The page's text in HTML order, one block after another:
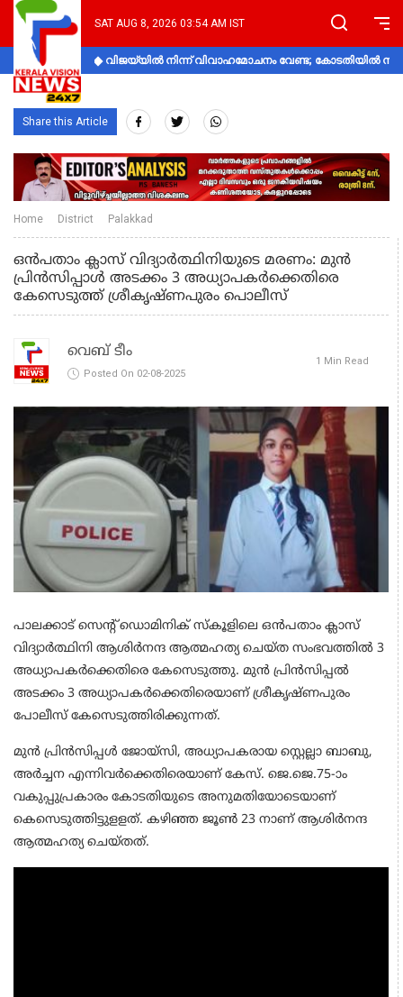
SAT AUG 8, 2026 03:54 AM IST
വിജയ്‌യിൽ നിന്ന് വിവാഹമോചനം വേണ്ട; കോടതിയിൽ
Share this Article
Home District Palakkad
ഒൻപതാം ക്ലാസ് വിദ്യാർത്ഥിനിയുടെ മരണം: മുൻ
പ്രിൻസിപ്പാൾ അടക്കം 3 അധ്യാപകർക്കെതിരെ
കേസെടുത്ത് ശ്രീകൃഷ്ണപുരം പൊലീസ്
വെബ് ടീം
Posted On 02-08-2025
1 Min Read
പാലക്കാട് സെന്റ് ഡൊമിനിക് സ്കൂളിലെ ഒൻപതാം ക്ലാസ്
വിദ്യാർത്ഥിനി ആശിർനന്ദ ആത്മഹത്യ ചെയ്ത സംഭവത്തിൽ 3
അധ്യാപകർക്കെതിരെ കേസെടുത്തു. മുൻ പ്രിൻസിപ്പൽ
അടക്കം 3 അധ്യാപകർക്കെതിരെയാണ് ശ്രീകൃഷ്ണപുരം
പോലീസ് കേസെടുത്തിരിക്കുന്നത്.
മുൻ പ്രിൻസിപ്പൾ ജോയ്‌സി, അധ്യാപകരായ സ്റ്റെല്ലാ ബാബു,
അർച്ചന എന്നിവർക്കെതിരെയാണ് കേസ്. ജെ.ജെ.75-ാം
വകുപ്പുപ്രകാരം കോടതിയുടെ അനുമതിയോടെയാണ്
കെസെടുത്തിട്ടുളളത്. കഴിഞ്ഞ ജൂൺ 23 നാണ് ആശിർനന്ദ
ആത്മഹത്യ ചെയ്തത്.